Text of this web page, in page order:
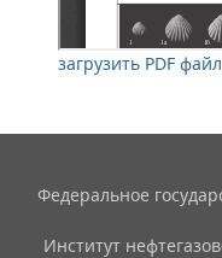
загрузить PDF файл
Федеральное
Институт